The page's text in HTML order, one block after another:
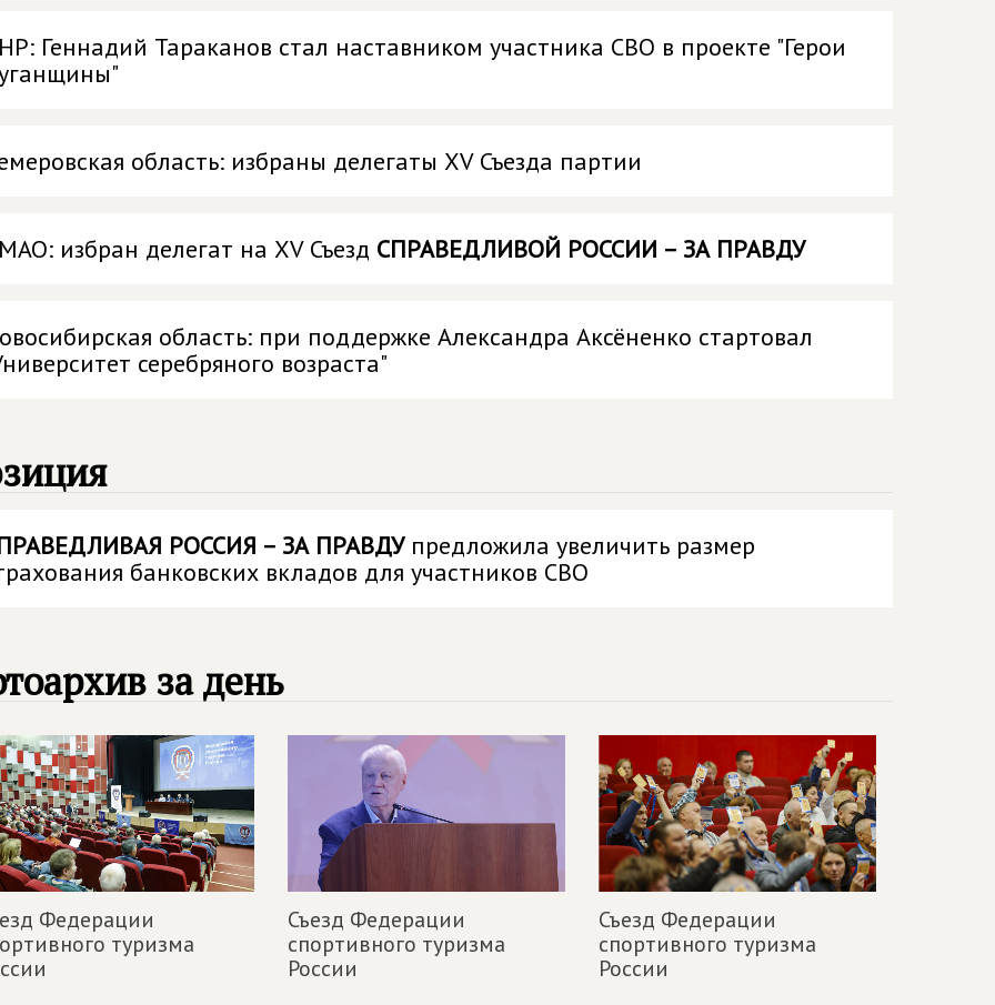
Геннадий Тараканов стал наставником участника СВО в проекте "Герои
область: избраны делегаты ХV Съезда партии
избран делегат на XV Съезд СПРАВЕДЛИВОЙ РОССИИ – ЗА ПРАВДУ
область: при поддержке Александра Аксёненко стартовал
серебряного возраста"
РОССИЯ – ЗА ПРАВДУпредложила увеличить размер
банковских вкладов для участников СВО
за день
Федерации
туризма
Съезд Федерации
спортивного туризма
России
Съезд Федерации
спортивного туризма
России